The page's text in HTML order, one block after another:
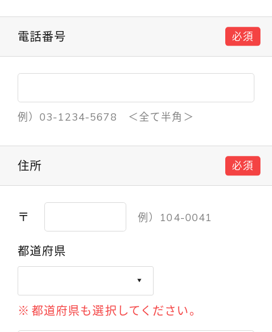
電話番号 必須
例）03-1234-5678 ＜全て半角＞
住所 必須
〒 例）104-0041
都道府県
都道府県も選択してください。